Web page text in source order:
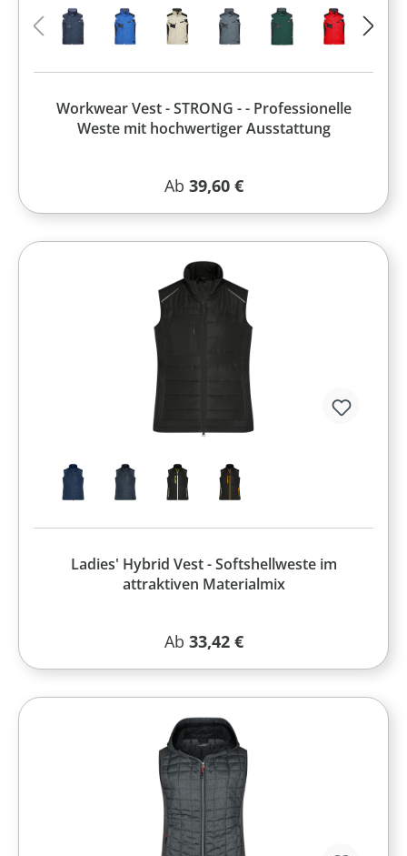
Workwear Vest - STRONG - - Professionelle
Weste mit hochwertiger Ausstattung
Regulärer Preis:
Ab 39,60 €
Ladies' Hybrid Vest - Softshellweste im
attraktiven Materialmix
Regulärer Preis:
Ab 33,42 €